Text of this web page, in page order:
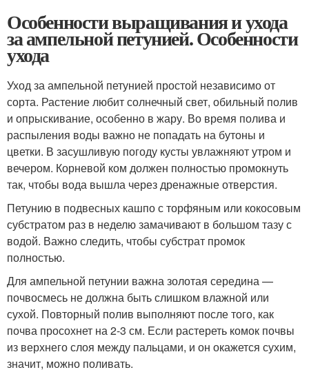
Особенности выращивания и ухода
за ампельной петунией. Особенности
ухода
Уход за ампельной петунией простой независимо от
сорта. Растение любит солнечный свет, обильный полив
и опрыскивание, особенно в жару. Во время полива и
распыления воды важно не попадать на бутоны и
цветки. В засушливую погоду кусты увлажняют утром и
вечером. Корневой ком должен полностью промокнуть
так, чтобы вода вышла через дренажные отверстия.
Петунию в подвесных кашпо с торфяным или кокосовым
субстратом раз в неделю замачивают в большом тазу с
водой. Важно следить, чтобы субстрат промок
полностью.
Для ампельной петунии важна золотая середина —
почвосмесь не должна быть слишком влажной или
сухой. Повторный полив выполняют после того, как
почва просохнет на 2-3 см. Если растереть комок почвы
из верхнего слоя между пальцами, и он окажется сухим,
значит, можно поливать.